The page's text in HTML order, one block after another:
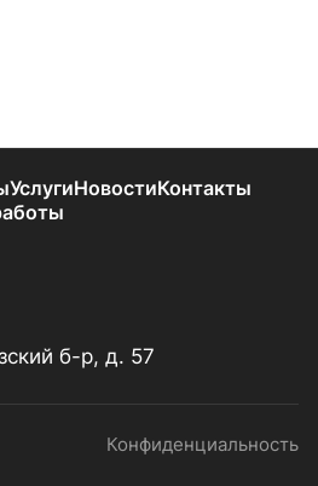
УслугиНовостиКонтакты
б-р, д. 57
Конфиденциальность